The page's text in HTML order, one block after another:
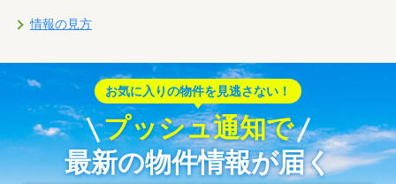
情報の見方
お気に入りの物件を見逃さない！
プッシュ通知で
最新の物件情報が届く